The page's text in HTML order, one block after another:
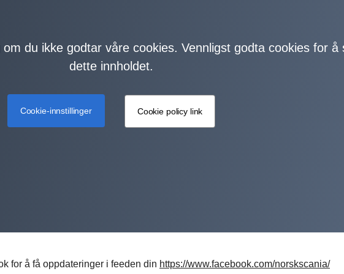
du ikke godtar våre cookies. Vennligst godta cookies for å
dette innholdet.
Cookie-innstillinger Cookie policy link
for å få oppdateringer i feeden din https://www.facebook.com/norskscania/